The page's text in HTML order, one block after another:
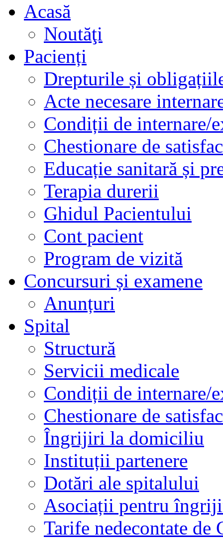
Acasă
Noutăţi
Pacienți
Drepturile și
Acte necesare
Condiții de internare/
Chestionare de
Educație sanitară și
Terapia durerii
Ghidul Pacientului
Cont pacient
Program de vizită
Concursuri și examene
Anunțuri
Spital
Structură
Servicii medicale
Condiții de internare/
Chestionare de
Îngrijiri la domiciliu
Instituții partenere
Dotări ale spitalului
Asociații pentru
Tarife nedecontate de